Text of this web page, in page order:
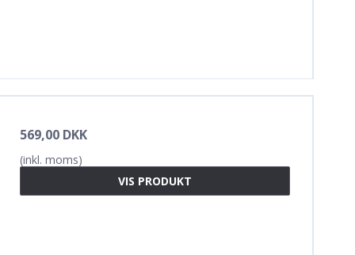
569,00 DKK
(inkl. moms)
VIS PRODUKT